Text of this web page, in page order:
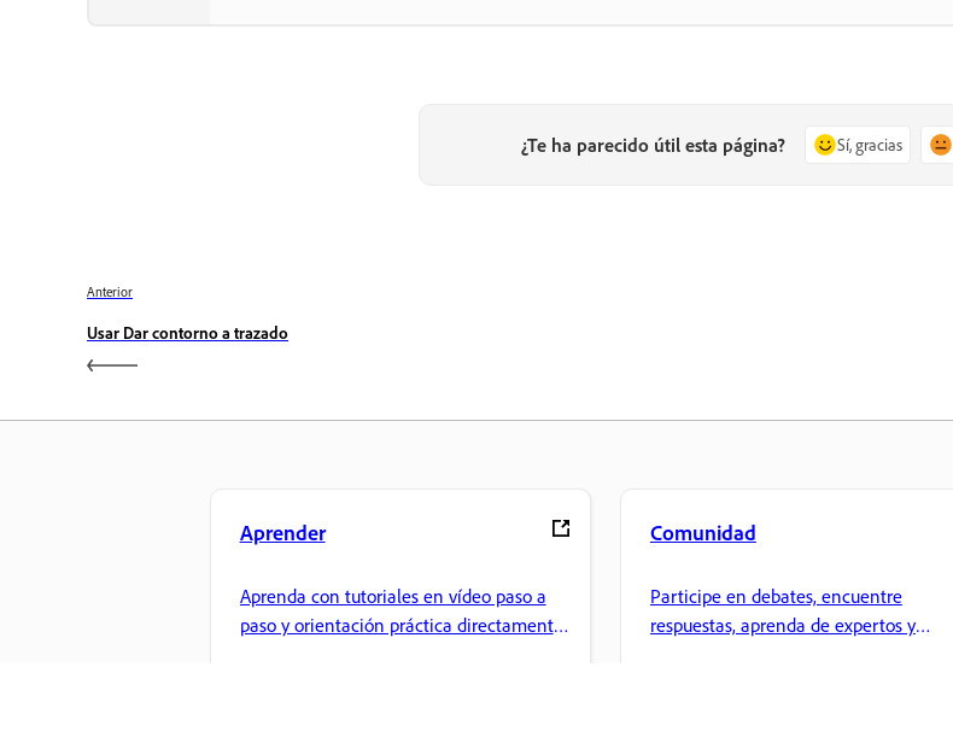
¿Te ha parecido útil esta página? Sí, gracias
Anterior
Usar Dar contorno a trazado
Aprender
Aprenda con tutoriales en vídeo paso a
paso y orientación práctica directamente
Comunidad
Participe en debates, encuentre
respuestas, aprenda de expertos y